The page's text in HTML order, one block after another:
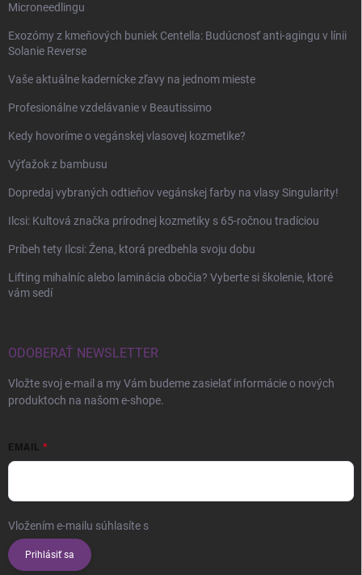
Microneedlingu
Exozómy z kmeňových buniek Centella: Budúcnosť anti-agingu v línii
Solanie Reverse
Vaše aktuálne kadernícke zľavy na jednom mieste
Profesionálne vzdelávanie v Beautissimo
Kedy hovoríme o vegánskej vlasovej kozmetike?
Výťažok z bambusu
Dopredaj vybraných odtieňov vegánskej farby na vlasy Singularity!
Ilcsi: Kultová značka prírodnej kozmetiky s 65-ročnou tradíciou
Príbeh tety Ilcsi: Žena, ktorá predbehla svoju dobu
Lifting mihalníc alebo laminácia obočia? Vyberte si školenie, ktoré
vám sedí
ODOBERAŤ NEWSLETTER
Vložte svoj e-mail a my Vám budeme zasielať informácie o nových
produktoch na našom e-shope.
EMAIL
Vložením e-mailu súhlasíte s
Prihlásiť sa